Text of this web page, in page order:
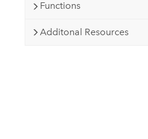
Functions
Additonal Resources